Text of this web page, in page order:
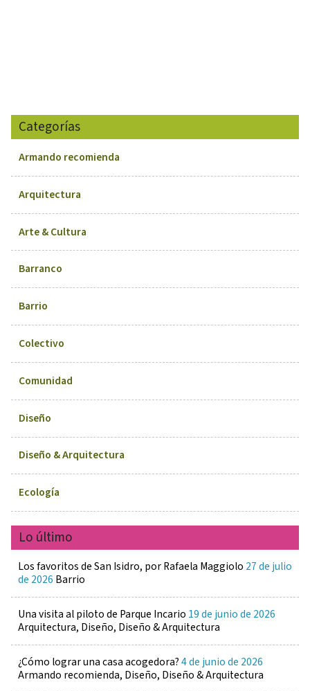
Categorías
Armando recomienda
Arquitectura
Arte & Cultura
Barranco
Barrio
Colectivo
Comunidad
Diseño
Diseño & Arquitectura
Ecología
Lo último
Los favoritos de San Isidro, por Rafaela Maggiolo 27 de julio
de 2026 Barrio
Una visita al piloto de Parque Incario 19 de junio de 2026
Arquitectura, Diseño, Diseño & Arquitectura
¿Cómo lograr una casa acogedora?4 de junio de 2026
Armando recomienda, Diseño, Diseño & Arquitectura